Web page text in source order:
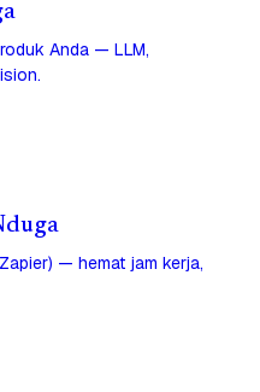
Anda — LLM,
— hemat jam kerja,